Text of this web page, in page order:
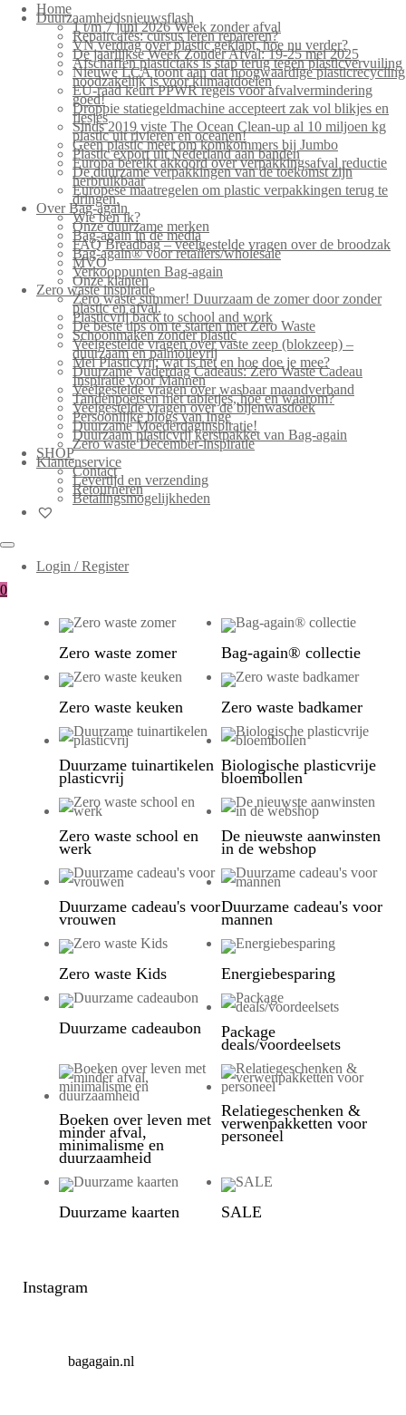
Home
Duurzaamheidsnieuwsflash
1 t/m 7 juni 2026 Week zonder afval
Repaircafés: cursus leren repareren?
VN verdrag over plastic geklapt, hoe nu verder?
De jaarlijkse Week Zonder Afval: 19-25 mei 2025
Afschaffen plastictaks is stap terug tegen plasticvervuiling
Nieuwe LCA toont aan dat hoogwaardige plasticrecycling
noodzakelijk is voor klimaatdoelen
EU-raad keurt PPWR regels voor afvalvermindering
goed!
Droppie statiegeldmachine accepteert zak vol blikjes en
flesjes
Sinds 2019 viste The Ocean Clean-up al 10 miljoen kg
plastic uit rivieren en oceanen!
Geen plastic meer om komkommers bij Jumbo
Plastic export uit Nederland aan banden
Europa bereikt akkoord over verpakkingsafval reductie
De duurzame verpakkingen van de toekomst zijn
herbruikbaar
Europese maatregelen om plastic verpakkingen terug te
dringen.
Over Bag-again
Wie ben ik?
Onze duurzame merken
Bag-again in de media
FAQ Breadbag – veelgestelde vragen over de broodzak
Bag-again® voor retailers/wholesale
MVO
Verkooppunten Bag-again
Onze klanten
Zero waste inspiratie
Zero waste summer! Duurzaam de zomer door zonder
plastic en afval.
Plasticvrij back to school and work
De beste tips om te starten met Zero Waste
Schoonmaken zonder plastic
Veelgestelde vragen over vaste zeep (blokzeep) –
duurzaam en palmolievrij
Mei Plasticvrij: wat is het en hoe doe je mee?
Duurzame Vaderdag Cadeaus: Zero Waste Cadeau
Inspiratie voor Mannen
Veelgestelde vragen over wasbaar maandverband
Tandenpoetsen met tabletjes, hoe en waarom?
Veelgestelde vragen over de bijenwasdoek
Persoonlijke blogs van Inge
Duurzame Moederdaginspiratie!
Duurzaam plasticvrij kerstpakket van Bag-again
Zero waste December-inspiratie
SHOP
Klantenservice
Contact
Levertijd en verzending
Retourneren
Betalingsmogelijkheden
Login / Register
0
Zero waste zomer Bag-again® collectie
Zero waste keuken Zero waste badkamer
Duurzame tuinartikelen
plasticvrij
Biologische plasticvrije
bloembollen
Zero waste school en
werk
De nieuwste aanwinsten
in de webshop
Duurzame cadeau's voor
vrouwen
Duurzame cadeau's voor
mannen
Zero waste Kids Energiebesparing
Duurzame cadeaubon Package
deals/voordeelsets
Boeken over leven met
minder afval,
minimalisme en
duurzaamheid
Relatiegeschenken &
verwenpakketten voor
personeel
Duurzame kaarten SALE
Instagram
bagagain.nl